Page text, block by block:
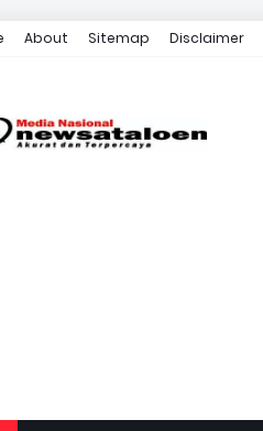
About Sitemap Disclaimer